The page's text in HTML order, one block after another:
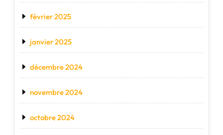
février 2025
janvier 2025
décembre 2024
novembre 2024
octobre 2024